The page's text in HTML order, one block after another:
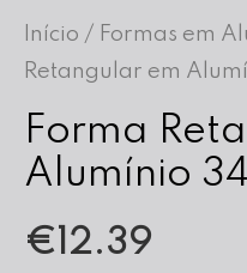
Início / Formas em
Retangular em
Forma
Alumínio
€12.39